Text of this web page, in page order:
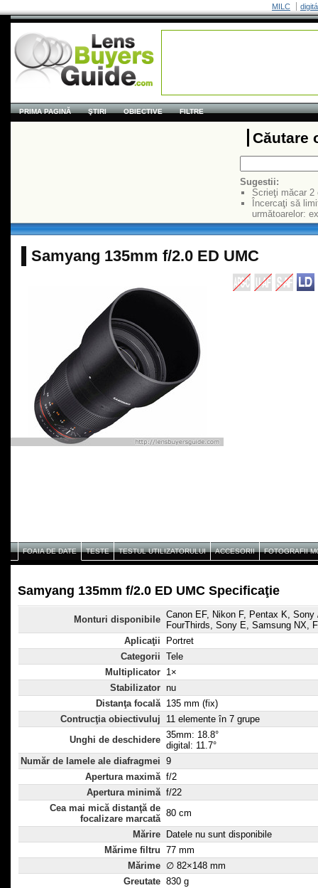
MILC
PRIMA PAGINĂ ŞTIRI OBIECTIVE FILTRE
Căutare
Sugestii:
Scrieţi măcar 2
Încercaţi să
următoarelor:
Samyang 135mm f/2.0 ED UMC
FOAIA DE DATE TESTE TESTUL UTILIZATORULUI ACCESORII FOTOGRAFII
Samyang 135mm f/2.0 ED UMC Specificaţie
Monturi disponibile Canon EF, Nikon F, Pentax K,
FourThirds, Sony E, Samsung NX,
Aplicaţii
Portret
Categorii Tele
Multiplicator 1×
Stabilizator nu
Distanţa focală 135 mm (fix)
Contrucţia obiectivuluj
11 elemente în 7 grupe
Unghi de deschidere 35mm: 18.8°
digital: 11.7°
Număr de lamele ale diafragmei 9
Apertura maximă f/2
Apertura minimă f/22
Cea mai mică distanţă de
focalizare marcată
80 cm
Mărire
Datele nu sunt disponibile
Mărime filtru 77 mm
Mărime ∅ 82×148 mm
Greutate 830 g